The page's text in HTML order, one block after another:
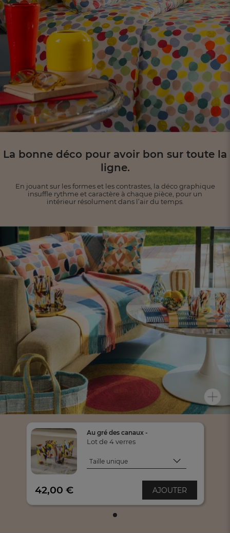
La bonne déco pour avoir bon sur toute la
ligne.
En jouant sur les formes et les contrastes, la déco graphique
insuffle rythme et caractère à chaque pièce, pour un
intérieur résolument dans l’air du temps.
Au gré des canaux -
Lot de 4 verres
Taille unique
Taille unique
42,00 € AJOUTER